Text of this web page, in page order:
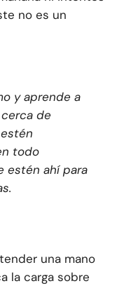
no es un
y aprende a
de
todo
estén ahí para
una mano
la carga sobre